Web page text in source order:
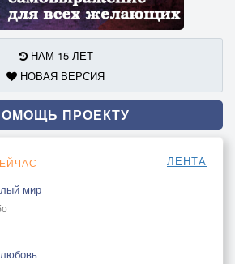
НАМ 15 ЛЕТ
НОВАЯ ВЕРСИЯ
ПРОЕКТУ
ЛЕНТА
мир